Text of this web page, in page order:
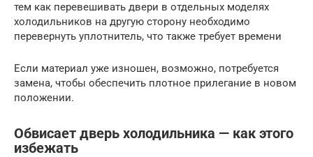
тем как перевешивать двери в отдельных моделях
холодильников на другую сторону необходимо
перевернуть уплотнитель, что также требует времени
Если материал уже изношен, возможно, потребуется
замена, чтобы обеспечить плотное прилегание в новом
положении.
Обвисает дверь холодильника — как этого
избежать